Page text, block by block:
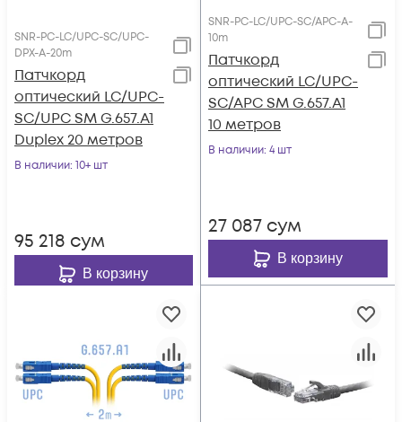
SNR-PC-LC/UPC-SC/UPC-
DPX-A-20m
Патчкорд
оптический LC/UPC-
SC/UPC SM G.657.A1
Duplex 20 метров
В наличии: 10+ шт
95 218 сум
В корзину
SNR-PC-LC/UPC-SC/APC-A-
10m
Патчкорд
оптический LC/UPC-
SC/APC SM G.657.A1
10 метров
В наличии: 4 шт
27 087 сум
В корзину